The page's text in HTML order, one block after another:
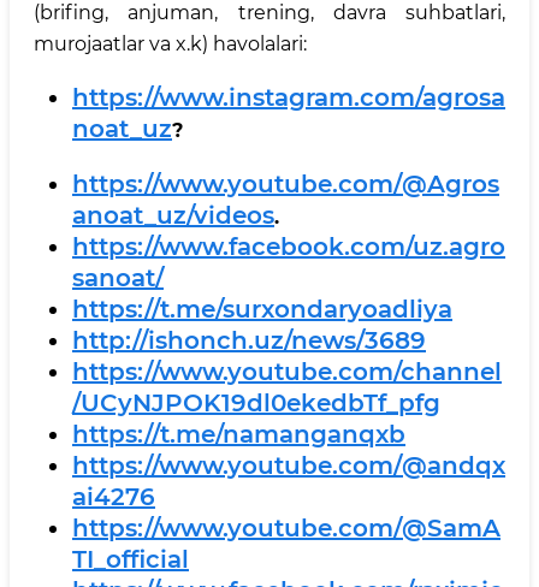
(brifing, anjuman, trening, davra suhbatlari,
murojaatlar va x.k) havolalari:
https://www.instagram.com/agrosa
noat_uz?
https://www.youtube.com/@Agros
anoat_uz/videos.
https://www.facebook.com/uz.agro
sanoat/
https://t.me/surxondaryoadliya
http://ishonch.uz/news/3689
https://www.youtube.com/channel
/UCyNJPOK19dl0ekedbTf_pfg
https://t.me/namanganqxb
https://www.youtube.com/@andqx
ai4276
https://www.youtube.com/@SamA
TI_official